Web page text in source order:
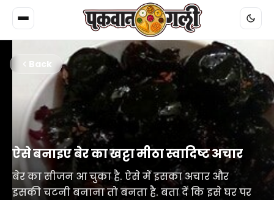
Back
ऐसे बनाइए बेर का खट्टा मीठा स्वादिष्ट अचार
बेर का सीजन आ चुका है. ऐसे में इसका अचार और
इसकी चटनी बनाना तो बनता है. बता दें कि इसे घर पर